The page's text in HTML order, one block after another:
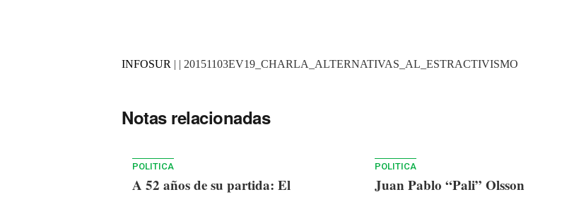
INFOSUR | | 20151103EV19_CHARLA_ALTERNATIVAS_AL_ESTRACTIVISMO
Notas relacionadas
POLITICA
A 52 años de su partida: El
POLITICA
Juan Pablo “Pali” Olsson